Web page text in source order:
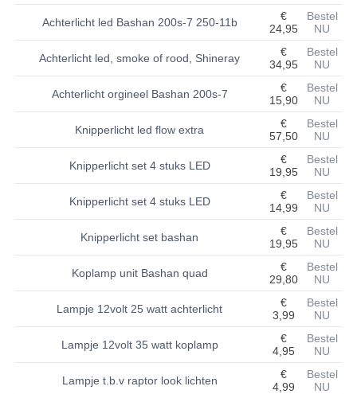
BRANDSTOF SYSTEEM
ELEKTRONICA
KABELS
KAPPEN EN FRAME
KETTING EN TANDWIELEN
KOEL SYSTEEM
Achterlicht led Bashan 200s-7 250-11b
€
24,95
Bestel
NU
Achterlicht led, smoke of rood, Shineray
€
34,95
Bestel
NU
Achterlicht orgineel Bashan 200s-7
€
15,90
Bestel
NU
Knipperlicht led flow extra
€
57,50
Bestel
NU
Knipperlicht set 4 stuks LED
€
19,95
Bestel
NU
Knipperlicht set 4 stuks LED
€
14,99
Bestel
NU
Knipperlicht set bashan
€
19,95
Bestel
NU
Koplamp unit Bashan quad
€
29,80
Bestel
NU
Lampje 12volt 25 watt achterlicht
€
3,99
Bestel
NU
Lampje 12volt 35 watt koplamp
€
4,95
Bestel
NU
Lampje t.b.v raptor look lichten
€
4,99
Bestel
NU